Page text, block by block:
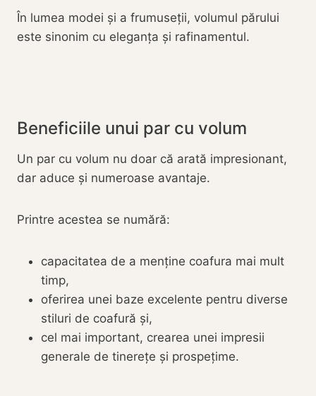
În lumea modei și a frumuseții, volumul părului
este sinonim cu eleganța și rafinamentul.
Beneficiile unui par cu volum
Un par cu volum nu doar că arată impresionant,
dar aduce și numeroase avantaje.
Printre acestea se numără:
capacitatea de a menține coafura mai mult
timp,
oferirea unei baze excelente pentru diverse
stiluri de coafură și,
cel mai important, crearea unei impresii
generale de tinerețe și prospețime.